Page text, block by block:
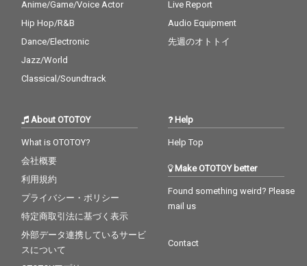
Anime/Game/Voice Actor
Hip Hop/R&B
Dance/Electronic
Jazz/World
Classical/Soundtrack
Live Report
Audio Equipment
先週のオトトイ
About OTOTOY
What is OTOTOY?
会社概要
利用規約
プライバシー・ポリシー
特定商取引法に基づく表示
外部データ連携しているサービ
スについて
Help
Help Top
Make OTOTOY better
Found something weird? Please
mail us
Contact